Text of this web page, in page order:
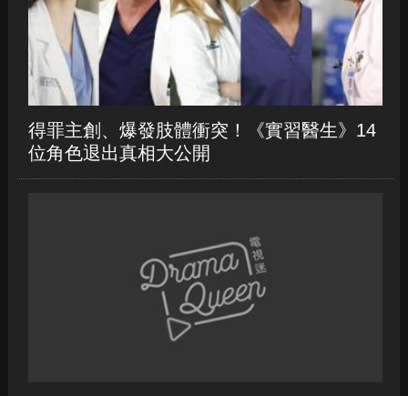
得罪主創、爆發肢體衝突！《實習醫生》14
位角色退出真相大公開